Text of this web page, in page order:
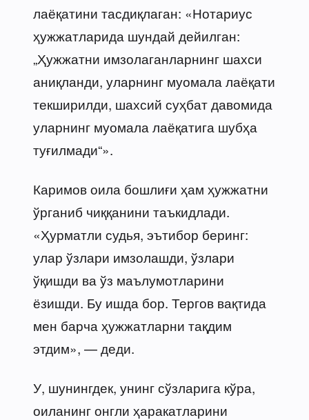
лаёқатини тасдиқлаган: «Нотариус
ҳужжатларида шундай дейилган:
„Ҳужжатни имзолаганларнинг шахси
аниқланди, уларнинг муомала лаёқати
текширилди, шахсий суҳбат давомида
уларнинг муомала лаёқатига шубҳа
туғилмади“».
Каримов оила бошлиғи ҳам ҳужжатни
ўрганиб чиққанини таъкидлади.
«Ҳурматли судья, эътибор беринг:
улар ўзлари имзолашди, ўзлари
ўқишди ва ўз маълумотларини
ёзишди. Бу ишда бор. Тергов вақтида
мен барча ҳужжатларни тақдим
этдим», — деди.
У, шунингдек, унинг сўзларига кўра,
оиланинг онгли ҳаракатларини